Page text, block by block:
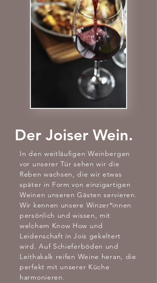
Der Joiser Wein.
In den weitläufigen Weinbergen
vor unserer Tür sehen wir die
Reben wachsen, die wir etwas
später in Form von einzigartigen
Weinen unseren Gästen servieren.
Wir kennen unsere Winzer*innen
persönlich und wissen, mit
welchem Know How und
Leidenschaft in Jois gekeltert
wird. Auf Schieferböden und
Leithakalk reifen Weine heran, die
perfekt mit unserer Küche
harmonieren.